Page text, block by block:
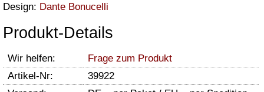
Design: Dante Bonucelli
Produkt-Details
Wir helfen:
Frage zum Produkt
Artikel-Nr:
39922